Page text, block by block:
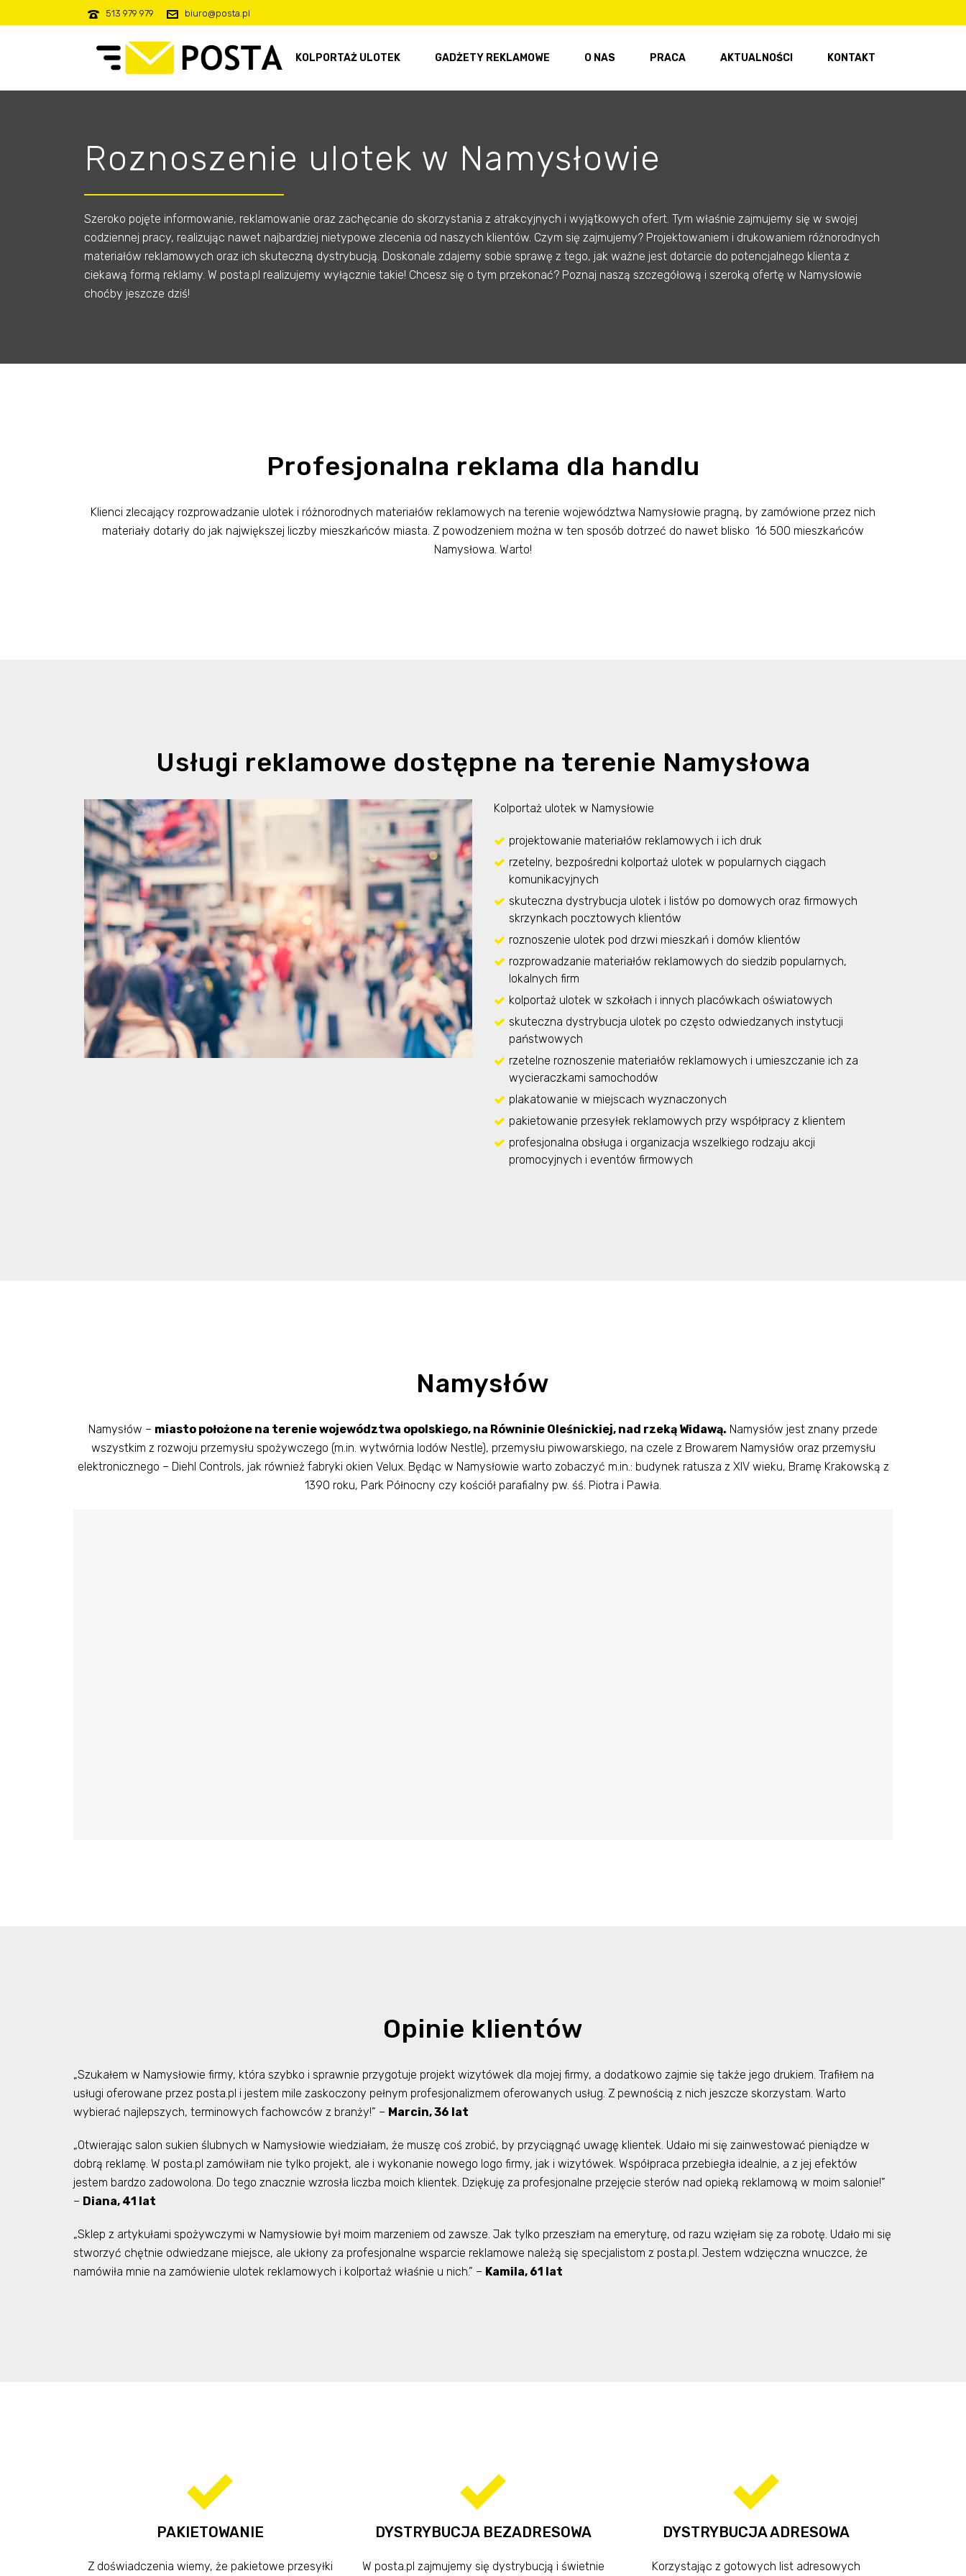
513 979 979 biuro@posta.pl
KOLPORTAŻ ULOTEK GADŻETY REKLAMOWE O NAS PRACA AKTUALNOŚCI KONTAKT
Roznoszenie ulotek w Namysłowie
Szeroko pojęte informowanie, reklamowanie oraz zachęcanie do skorzystania z atrakcyjnych i wyjątkowych ofert. Tym właśnie zajmujemy się w swojej
codziennej pracy, realizując nawet najbardziej nietypowe zlecenia od naszych klientów. Czym się zajmujemy? Projektowaniem i drukowaniem różnorodnych
materiałów reklamowych oraz ich skuteczną dystrybucją. Doskonale zdajemy sobie sprawę z tego, jak ważne jest dotarcie do potencjalnego klienta z
ciekawą formą reklamy. W posta.pl realizujemy wyłącznie takie! Chcesz się o tym przekonać? Poznaj naszą szczegółową i szeroką ofertę w Namysłowie
choćby jeszcze dziś!
Profesjonalna reklama dla handlu
Klienci zlecający rozprowadzanie ulotek i różnorodnych materiałów reklamowych na terenie województwa Namysłowie pragną, by zamówione przez nich
materiały dotarły do jak największej liczby mieszkańców miasta. Z powodzeniem można w ten sposób dotrzeć do nawet blisko 16 500 mieszkańców
Namysłowa. Warto!
Usługi reklamowe dostępne na terenie Namysłowa
Kolportaż ulotek w Namysłowie
projektowanie materiałów reklamowych i ich druk
rzetelny, bezpośredni kolportaż ulotek w popularnych ciągach
komunikacyjnych
skuteczna dystrybucja ulotek i listów po domowych oraz firmowych
skrzynkach pocztowych klientów
roznoszenie ulotek pod drzwi mieszkań i domów klientów
rozprowadzanie materiałów reklamowych do siedzib popularnych,
lokalnych firm
kolportaż ulotek w szkołach i innych placówkach oświatowych
skuteczna dystrybucja ulotek po często odwiedzanych instytucji
państwowych
rzetelne roznoszenie materiałów reklamowych i umieszczanie ich za
wycieraczkami samochodów
plakatowanie w miejscach wyznaczonych
pakietowanie przesyłek reklamowych przy współpracy z klientem
profesjonalna obsługa i organizacja wszelkiego rodzaju akcji
promocyjnych i eventów firmowych
Namysłów
Namysłów – miasto położone na terenie województwa opolskiego, na Równinie Oleśnickiej, nad rzeką Widawą. Namysłów jest znany przede
wszystkim z rozwoju przemysłu spożywczego (m.in. wytwórnia lodów Nestle), przemysłu piwowarskiego, na czele z Browarem Namysłów oraz przemysłu
elektronicznego – Diehl Controls, jak również fabryki okien Velux. Będąc w Namysłowie warto zobaczyć m.in.: budynek ratusza z XIV wieku, Bramę Krakowską z
1390 roku, Park Północny czy kościół parafialny pw. śś. Piotra i Pawła.
Opinie klientów
„Szukałem w Namysłowie firmy, która szybko i sprawnie przygotuje projekt wizytówek dla mojej firmy, a dodatkowo zajmie się także jego drukiem. Trafiłem na
usługi oferowane przez posta.pl i jestem mile zaskoczony pełnym profesjonalizmem oferowanych usług. Z pewnością z nich jeszcze skorzystam. Warto
wybierać najlepszych, terminowych fachowców z branży!” – Marcin, 36 lat
„Otwierając salon sukien ślubnych w Namysłowie wiedziałam, że muszę coś zrobić, by przyciągnąć uwagę klientek. Udało mi się zainwestować pieniądze w
dobrą reklamę. W posta.pl zamówiłam nie tylko projekt, ale i wykonanie nowego logo firmy, jak i wizytówek. Współpraca przebiegła idealnie, a z jej efektów
jestem bardzo zadowolona. Do tego znacznie wzrosła liczba moich klientek. Dziękuję za profesjonalne przejęcie sterów nad opieką reklamową w moim salonie!”
– Diana, 41 lat
„Sklep z artykułami spożywczymi w Namysłowie był moim marzeniem od zawsze. Jak tylko przeszłam na emeryturę, od razu wzięłam się za robotę. Udało mi się
stworzyć chętnie odwiedzane miejsce, ale ukłony za profesjonalne wsparcie reklamowe należą się specjalistom z posta.pl. Jestem wdzięczna wnuczce, że
namówiła mnie na zamówienie ulotek reklamowych i kolportaż właśnie u nich.” – Kamila, 61 lat
PAKIETOWANIE
Z doświadczenia wiemy, że pakietowe przesyłki
DYSTRYBUCJA BEZADRESOWA
W posta.pl zajmujemy się dystrybucją i świetnie
DYSTRYBUCJA ADRESOWA
Korzystając z gotowych list adresowych